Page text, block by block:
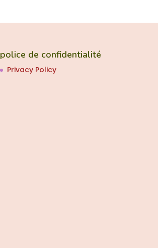
police de confidentialité
Privacy Policy